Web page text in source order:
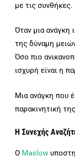
με τις συνθήκες.
Όταν μια ανάγκη
της δύναμη
Όσο πιο
ισχυρή είναι η
Μια ανάγκη που
παρακινητική
Η Συνεχής
Ο Maslow